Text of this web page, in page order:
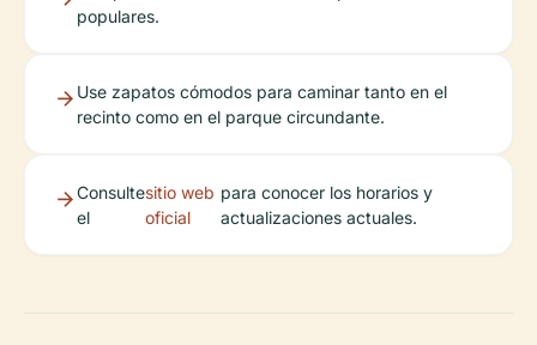
populares.
Use zapatos cómodos para caminar tanto en el
recinto como en el parque circundante.
Consulte
el
sitio web
oficial
para conocer los horarios y
actualizaciones actuales.